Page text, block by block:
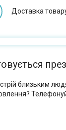
Доставка
близьким